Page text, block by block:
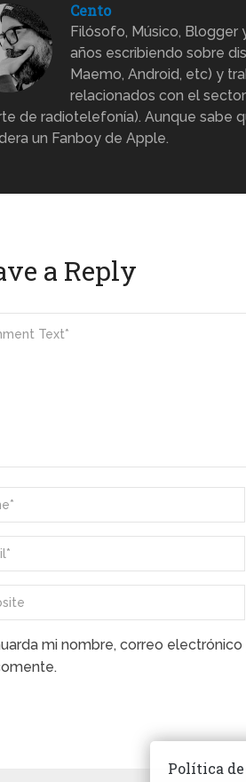
Cento
Filósofo, Músico,
años escribiendo sobre
Maemo, Android, etc) y
relacionados con el
de radiotelefonía). Aunque sabe
un Fanboy de Apple.
a Reply
mi nombre, correo
Política de